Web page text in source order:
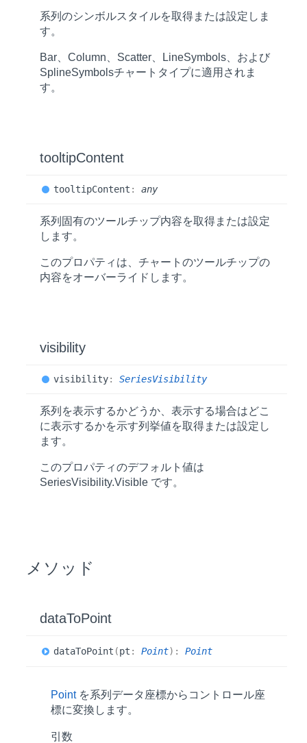
系列のシンボルスタイルを取得または設定しま
す。
Bar、Column、Scatter、LineSymbols、および
SplineSymbolsチャートタイプに適用されま
す。
tooltipContent
tooltipContent : any
系列固有のツールチップ内容を取得または設定
します。
このプロパティは、チャートのツールチップの
内容をオーバーライドします。
visibility
visibility: SeriesVisibility
系列を表示するかどうか、表示する場合はどこ
に表示するかを示す列挙値を取得または設定し
ます。
このプロパティのデフォルト値は
SeriesVisibility.Visible です。
メソッド
dataToPoint
dataToPoint (pt : Point) : Point
Pointを系列データ座標からコントロール座
標に変換します。
引数